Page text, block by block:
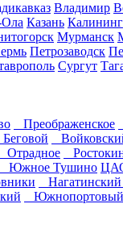
Владимир
Казань
Мурманск
Петрозаводск
Сургут
Преображенское
Южное Тушино
Нагатинский
Южнопортовый